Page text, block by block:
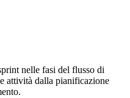
nelle fasi del flusso di
attività dalla pianificazione